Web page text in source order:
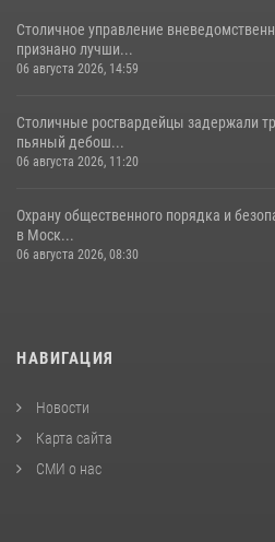
Столичное управление
признано лучши...
06 августа 2026, 14:59
Столичные росгвардейцы задержали
пьяный дебош...
06 августа 2026, 11:20
Охрану общественного порядка и
в Моск...
06 августа 2026, 08:30
НАВИГАЦИЯ
Новости
Карта сайта
СМИ о нас